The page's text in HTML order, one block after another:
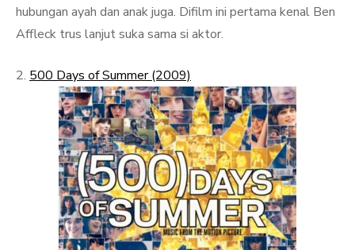
hubungan ayah dan anak juga. Difilm ini pertama kenal Ben
Affleck trus lanjut suka sama si aktor.
2. 500 Days of Summer (2009)